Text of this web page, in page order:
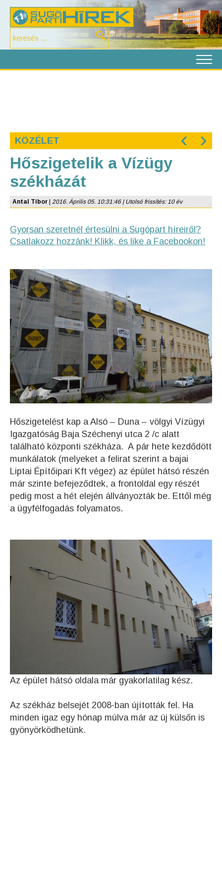
KÖZÉLET ‹ ›
Hőszigetelik a Vízügy
székházát
Antal Tibor 2016. Április 05. 10:31:46 | Utolsó frissítés: 10 év
Gyorsan szeretnél értesülni a Sugópart híreiről?
Csatlakozz hozzánk! Klikk, és like a Facebookon!
Hőszigetelést kap a Alsó – Duna – völgyi Vízügyi
Igazgatóság Baja Széchenyi utca 2 /c alatt
található központi székháza. A pár hete kezdődött
munkálatok (melyeket a felirat szerint a bajai
Liptai Építőipari Kft végez) az épület hátsó részén
már szinte befejeződtek, a frontoldal egy részét
pedig most a hét elején állványozták be. Ettől még
a ügyfélfogadás folyamatos.
Az épület hátsó oldala már gyakorlatilag kész.
Az székház belsejét 2008-ban újították fel. Ha
minden igaz egy hónap múlva már az új külsőn is
gyönyörködhetünk.